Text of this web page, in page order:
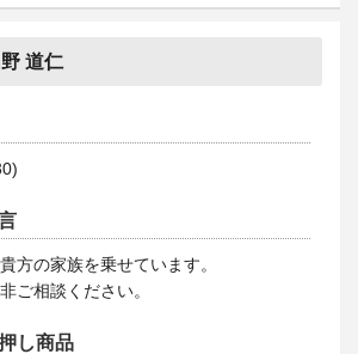
道仁
方の家族を乗せています。
ご相談ください。
し商品